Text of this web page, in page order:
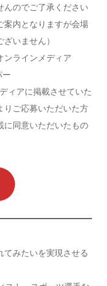
んのでご了承ください
案内となりますが会場
いません）
ンラインメディア
ー
ィアに掲載させていた
りご応募いただいた方
に同意いただいたもの
てみたいを実現させる